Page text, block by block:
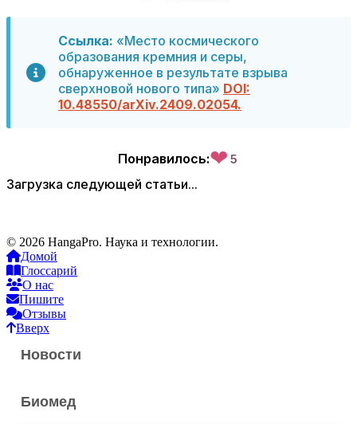
Ссылка: «Место космического
образования кремния и серы,
обнаруженное в результате взрыва
сверхновой нового типа» DOI:
10.48550/arXiv.2409.02054.
Понравилось:❤ 5
Загрузка следующей статьи...
© 2026 HangaPro. Наука и технологии.
Домой
Глоссарий
О нас
Пишите
Отзывы
Вверх
Новости
Биомед